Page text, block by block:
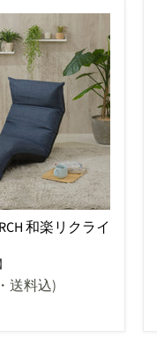
和楽リクライ
送料込)